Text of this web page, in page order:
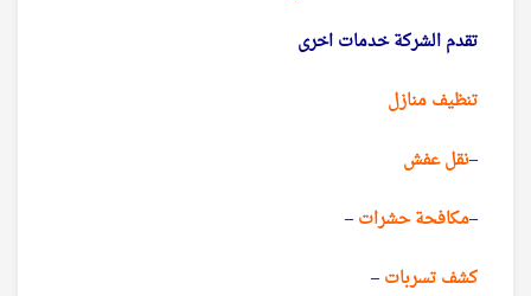
تقدم الشركة خدمات اخرى
تنظيف منازل
–نقل عفش
–مكافحة حشرات–
كشف تسربات–